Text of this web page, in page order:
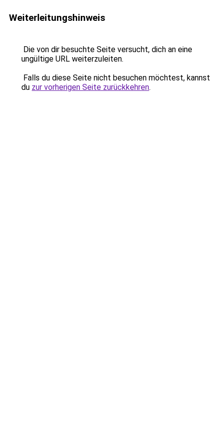
Weiterleitungshinweis
Die von dir besuchte Seite versucht, dich an eine
ungültige URL weiterzuleiten.
Falls du diese Seite nicht besuchen möchtest, kannst
du zur vorherigen Seite zurückkehren.